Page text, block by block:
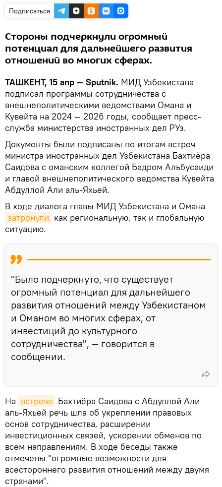
Подписаться
Стороны подчеркнули огромный
потенциал для дальнейшего развития
отношений во многих сферах.
ТАШКЕНТ, 15 апр — Sputnik. МИД Узбекистана
подписал программы сотрудничества с
внешнеполитическими ведомствами Омана и
Кувейта на 2024 — 2026 годы, сообщает пресс-
служба министерства иностранных дел РУз.
Документы были подписаны по итогам встреч
министра иностранных дел Узбекистана Бахтиёра
Саидова с оманским коллегой Бадром Альбусаиди
и главой внешнеполитического ведомства Кувейта
Абдуллой Али аль-Яхьей.
В ходе диалога главы МИД Узбекистана и Омана
затронули как региональную, так и глобальную
ситуацию.
"Было подчеркнуто, что существует
огромный потенциал для дальнейшего
развития отношений между Узбекистаном
и Оманом во многих сферах, от
инвестиций до культурного
сотрудничества", — говорится в
сообщении.
На встрече Бахтиёра Саидова с Абдуллой Али
аль-Яхьей речь шла об укреплении правовых
основ сотрудничества, расширении
инвестиционных связей, ускорении обменов по
всем направлениям. В ходе беседы также
отмечены "огромные возможности для
всестороннего развития отношений между двумя
странами".